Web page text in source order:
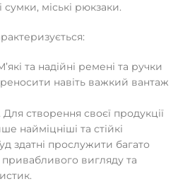
сумки, міські рюкзаки.
та надійні ремені та ручки
навіть важкий вантаж
Для створення своєї продукції
найміцніші та стійкі
здатні прослужити багато
вигляду та